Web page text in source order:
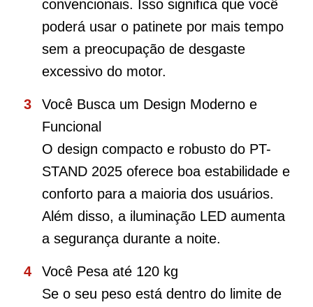
convencionais. Isso significa que você
poderá usar o patinete por mais tempo
sem a preocupação de desgaste
excessivo do motor.
Você Busca um Design Moderno e
Funcional
O design compacto e robusto do PT-
STAND 2025 oferece boa estabilidade e
conforto para a maioria dos usuários.
Além disso, a iluminação LED aumenta
a segurança durante a noite.
Você Pesa até 120 kg
Se o seu peso está dentro do limite de